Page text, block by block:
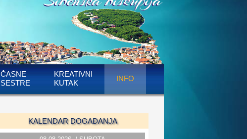
ČASNE
SESTRE
KREATIVNI
KUTAK
INFO
KALENDAR DOGAĐANJA